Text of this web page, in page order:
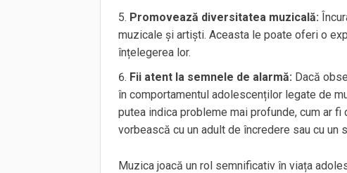
Promovează diversitatea muzicală:
muzicale și artiști. Aceasta le poate oferi o
înțelegerea lor.
Fii atent la semnele de alarmă: Dacă
în comportamentul adolescenților legate de
putea indica probleme mai profunde, cum ar
vorbească cu un adult de încredere sau cu un
Muzica joacă un rol semnificativ în viața